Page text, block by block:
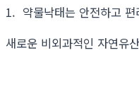
1. 약물낙태는 안전하고 편
새로운 비외과적인 자연유